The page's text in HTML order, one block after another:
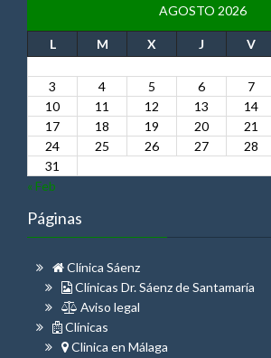
AGOSTO 2026
L M X J V
3
4 5 6 7
10
11 12 13 14
17
18 19 20 21
24
25 26 27 28
31
« Feb
Páginas
Clínica Sáenz
Clínicas Dr. Sáenz de Santamaría
Aviso legal
Clínicas
Clinica en Málaga